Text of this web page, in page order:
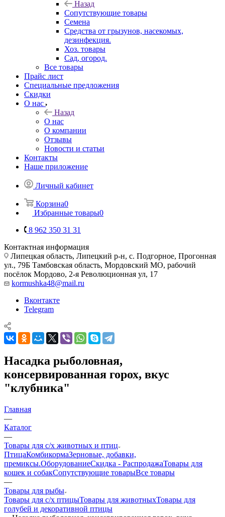
Назад
Сопутствующие товары
Семена
Средства от грызунов, насекомых,
дезинфекция.
Хоз. товары
Сад, огород.
Все товары
Прайс лист
Специальные предложения
Скидки
О нас
Назад
О нас
О компании
Отзывы
Новости и статьи
Контакты
Наше приложение
Личный кабинет
Корзина0
Избранные товары0
8 962 350 31 31
Контактная информация
Липецкая область, Липецкий р-н, с. Подгорное, Прогонная
ул., 79Б Тамбовская область, Мордовский МО, рабочий
посёлок Мордово, 2-я Революционная ул, 17
kormushka48@mail.ru
Вконтакте
Telegram
Насадка рыболовная,
консервированная горох, вкус
"клубника"
Главная
—
Каталог
—
Товары для с/х животных и птиц
ПтицаКомбикормаЗерновые, добавки,
премиксы.ОборудованиеСкидка - РаспродажаТовары для
кошек и собакСопутствующие товарыВсе товары
—
Товары для рыбы
Товары для с/х птицыТовары для животныхТовары для
голубей и декоративной птицы